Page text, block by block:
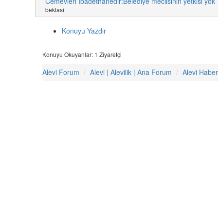
bektasi
Konuyu Yazdır
Konuyu Okuyanlar: 1 Ziyaretçi
Alevi Forum Alevi | Alevilik | Ana Forum Alevi Haber